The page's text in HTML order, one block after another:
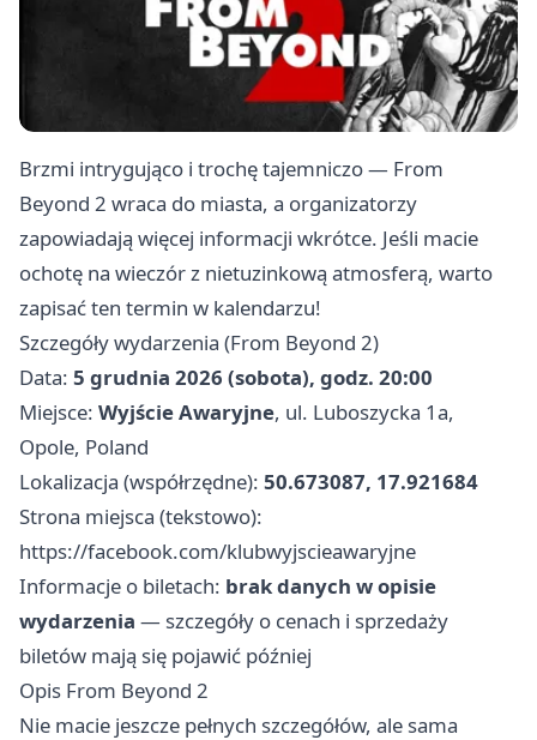
Brzmi intrygująco i trochę tajemniczo — From
Beyond 2 wraca do miasta, a organizatorzy
zapowiadają więcej informacji wkrótce. Jeśli macie
ochotę na wieczór z nietuzinkową atmosferą, warto
zapisać ten termin w kalendarzu!
Szczegóły wydarzenia (From Beyond 2)
Data: 5 grudnia 2026 (sobota), godz. 20:00
Miejsce: Wyjście Awaryjne, ul. Luboszycka 1a,
Opole, Poland
Lokalizacja (współrzędne): 50.673087, 17.921684
Strona miejsca (tekstowo):
https://facebook.com/klubwyjscieawaryjne
Informacje o biletach: brak danych w opisie
wydarzenia — szczegóły o cenach i sprzedaży
biletów mają się pojawić później
Opis From Beyond 2
Nie macie jeszcze pełnych szczegółów, ale sama